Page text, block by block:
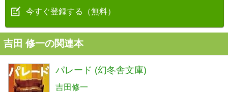
今すぐ登録する（無料）
吉田 修一の関連本
パレード (幻冬舎文庫)
吉田修一